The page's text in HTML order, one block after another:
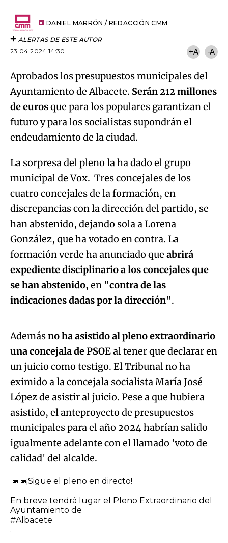
artículo
DANIEL MARRÓN / REDACCIÓN CMM
ALERTAS DE ESTE AUTOR
23.04.2024 14:30
+A -A
Aprobados los presupuestos municipales del
Ayuntamiento de Albacete. Serán 212 millones
de eurosque para los populares garantizan el
futuro y para los socialistas supondrán el
endeudamiento de la ciudad.
La sorpresa del pleno la ha dado el grupo
municipal de Vox. Tres concejales de los
cuatro concejales de la formación, en
discrepancias con la dirección del partido, se
han abstenido, dejando sola a Lorena
González, que ha votado en contra. La
formación verde ha anunciado que abrirá
expediente disciplinario a los concejales que
se han abstenido, en "contra de las
indicaciones dadas por la dirección".
Algo salió mal.
An error occurred, please try again later.
Try again
Ademásno ha asistido al pleno extraordinario
una concejala de PSOEal tener que declarar en
un juicio como testigo. El Tribunal no ha
eximido a la concejala socialista María José
López de asistir al juicio. Pese a que hubiera
asistido, el anteproyecto de presupuestos
municipales para el año 2024 habrían salido
igualmente adelante con el llamado 'voto de
calidad' del alcalde.
📣📣¡Sigue el pleno en directo!
En breve tendrá lugar el Pleno Extraordinario del
Ayuntamiento de
#Albacete
.